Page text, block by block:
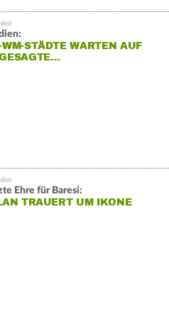
WM-STÄDTE WARTEN AUF
Ehre für Baresi:
TRAUERT UM IKONE